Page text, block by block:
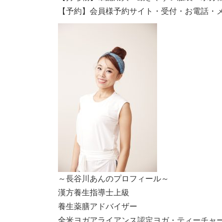
【予約】会員様予約サイト・受付・お電話・
～長谷川あんのプロフィール～
漢方養生指導士上級
養生薬膳アドバイザー